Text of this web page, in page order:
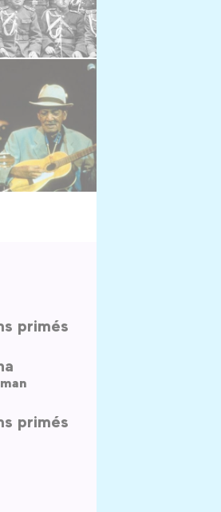
primés
primés